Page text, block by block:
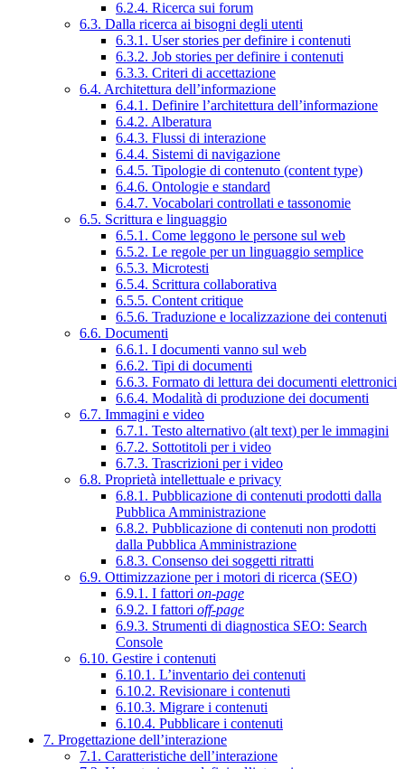
6.2.4. Ricerca sui forum
6.3. Dalla ricerca ai bisogni degli utenti
6.3.1. User stories per definire i contenuti
6.3.2. Job stories per definire i contenuti
6.3.3. Criteri di accettazione
6.4. Architettura dell’informazione
6.4.1. Definire l’architettura dell’informazione
6.4.2. Alberatura
6.4.3. Flussi di interazione
6.4.4. Sistemi di navigazione
6.4.5. Tipologie di contenuto (content type)
6.4.6. Ontologie e standard
6.4.7. Vocabolari controllati e tassonomie
6.5. Scrittura e linguaggio
6.5.1. Come leggono le persone sul web
6.5.2. Le regole per un linguaggio semplice
6.5.3. Microtesti
6.5.4. Scrittura collaborativa
6.5.5. Content critique
6.5.6. Traduzione e localizzazione dei contenuti
6.6. Documenti
6.6.1. I documenti vanno sul web
6.6.2. Tipi di documenti
6.6.3. Formato di lettura dei documenti elettronici
6.6.4. Modalità di produzione dei documenti
6.7. Immagini e video
6.7.1. Testo alternativo (alt text) per le immagini
6.7.2. Sottotitoli per i video
6.7.3. Trascrizioni per i video
6.8. Proprietà intellettuale e privacy
6.8.1. Pubblicazione di contenuti prodotti dalla
Pubblica Amministrazione
6.8.2. Pubblicazione di contenuti non prodotti
dalla Pubblica Amministrazione
6.8.3. Consenso dei soggetti ritratti
6.9. Ottimizzazione per i motori di ricerca (SEO)
6.9.1. I fattori on-page
6.9.2. I fattori off-page
6.9.3. Strumenti di diagnostica SEO: Search
Console
6.10. Gestire i contenuti
6.10.1. L’inventario dei contenuti
6.10.2. Revisionare i contenuti
6.10.3. Migrare i contenuti
6.10.4. Pubblicare i contenuti
7. Progettazione dell’interazione
7.1. Caratteristiche dell’interazione